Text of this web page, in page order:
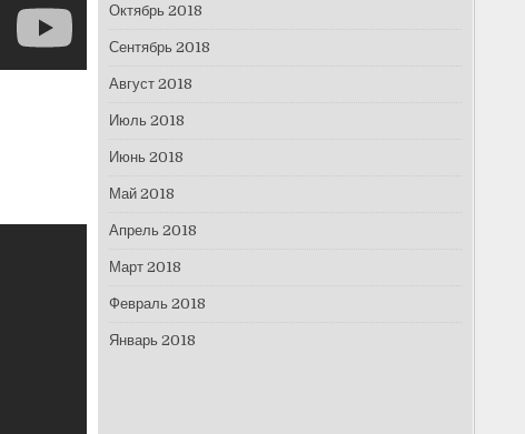
Октябрь 2018
Сентябрь 2018
Август 2018
Июль 2018
Июнь 2018
Май 2018
Апрель 2018
Март 2018
Февраль 2018
Январь 2018